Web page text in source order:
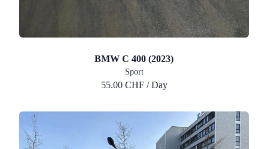
BMW C 400 (2023)
Sport
55.00 CHF / Day